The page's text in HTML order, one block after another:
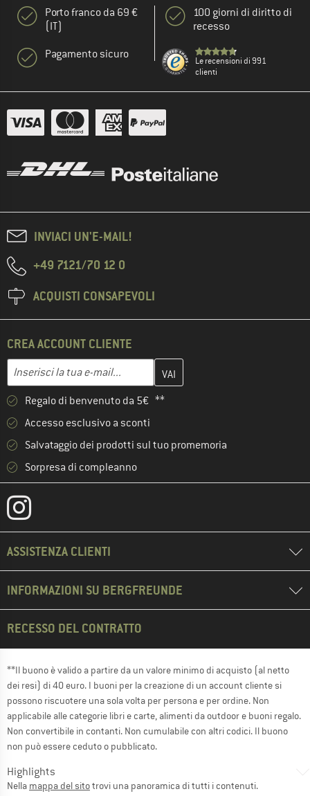
Porto franco da 69 €
(IT)
Pagamento sicuro
100 giorni di diritto di
recesso
Le recensioni di 991
clienti
INVIACI UN'E-MAIL!
+49 7121/70 12 0
ACQUISTI CONSAPEVOLI
CREA ACCOUNT CLIENTE
Indirizzo e-mail
Inserisci qui il tuo indirizzo e-mail e crea il tuo account cliente
Regalo di benvenuto da 5€ **
Accesso esclusivo a sconti
Salvataggio dei prodotti sul tuo promemoria
Sorpresa di compleanno
ASSISTENZA CLIENTI
INFORMAZIONI SU BERGFREUNDE
RECESSO DEL CONTRATTO
**Il buono è valido a partire da un valore minimo di acquisto (al netto
dei resi) di 40 euro. I buoni per la creazione di un account cliente si
possono riscuotere una sola volta per persona e per ordine. Non
applicabile alle categorie libri e carte, alimenti da outdoor e buoni regalo.
Non convertibile in contanti. Non cumulabile con altri codici. Il buono
non può essere ceduto o pubblicato.
Highlights
Nella mappa del sitotrovi una panoramica di tutti i contenuti.